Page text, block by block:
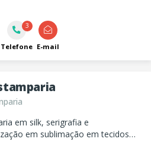
3
Telefone E-mail
em silk, serigrafia e
em sublimação em tecidos